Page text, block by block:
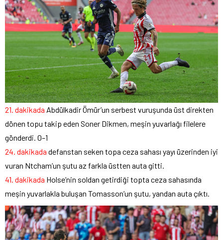
21. dakikada Abdülkadir Ömür’un serbest vuruşunda üst direkten
dönen topu takip eden Soner Dikmen, meşin yuvarlağı filelere
gönderdi. 0–1
24. dakikada defanstan seken topa ceza sahası yayı üzerinden iyi
vuran Ntcham’un şutu az farkla üstten auta gitti.
41. dakikada Holse’nin soldan getirdiği topta ceza sahasında
meşin yuvarlakla buluşan Tomasson’un şutu, yandan auta çıktı.